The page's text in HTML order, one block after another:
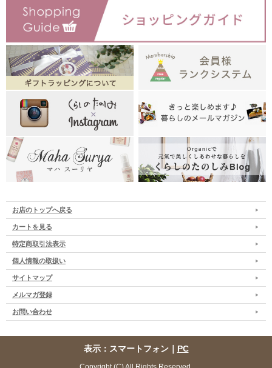
お店のトップへ戻る
カートを見る
特定商取引法表示
個人情報の取扱い
サイトマップ
メルマガ登録
お問い合わせ
表示：スマートフォン｜ PC